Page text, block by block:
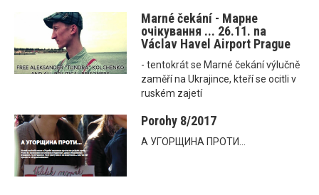
Marné čekání - Марне
очікування ... 26.11. na
Václav Havel Airport Prague
- tentokrát se Marné čekání výlučně
zaměří na Ukrajince, kteří se ocitli v
ruském zajetí
Porohy 8/2017
А УГОРЩИНА ПРОТИ...